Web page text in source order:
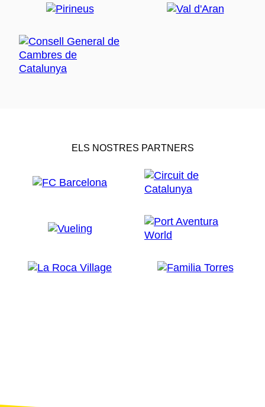
ELS NOSTRES PARTNERS